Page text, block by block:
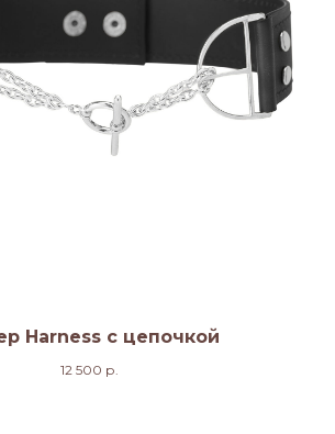
Harness с цепочкой
12 500 р.